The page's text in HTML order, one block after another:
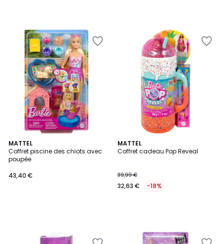
MATTEL
Coffret piscine des chiots avec
poupée
43,40 €
MATTEL
Coffret cadeau Pop Reveal
39,99 €
32,63 € -18%